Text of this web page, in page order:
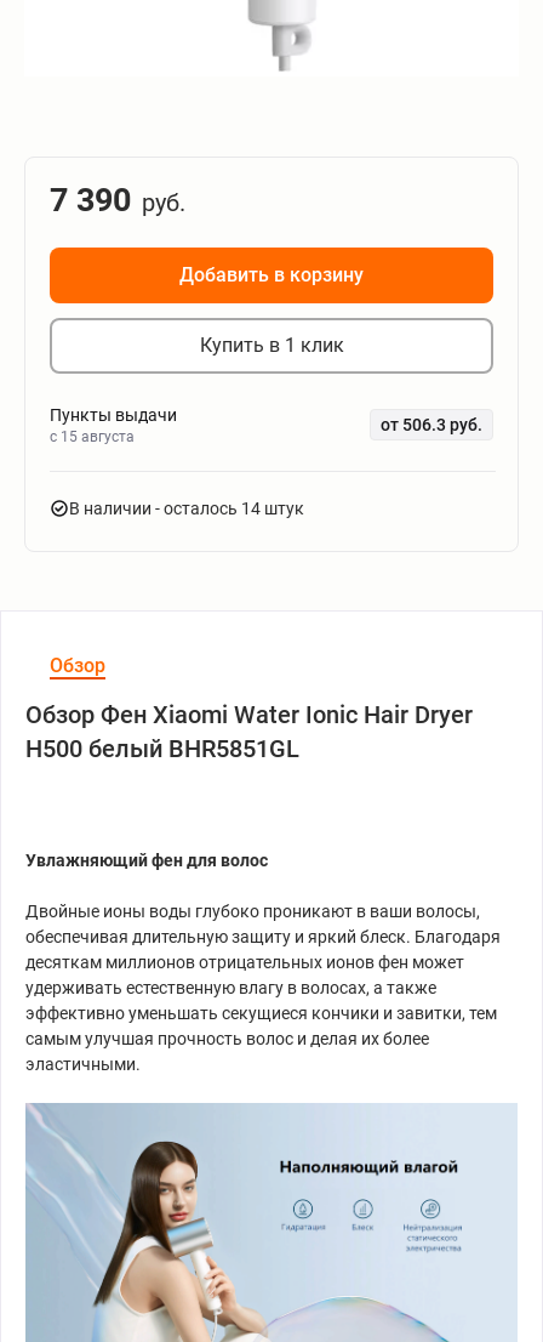
7 390 руб.
Добавить в корзину
Купить в 1 клик
Пункты выдачи
c 15 августа
от 506.3 руб.
В наличии - осталось 14 штук
Обзор
Обзор Фен Xiaomi Water Ionic Hair Dryer
H500 белый BHR5851GL
Увлажняющий фен для волос
Двойные ионы воды глубоко проникают в ваши волосы,
обеспечивая длительную защиту и яркий блеск. Благодаря
десяткам миллионов отрицательных ионов фен может
удерживать естественную влагу в волосах, а также
эффективно уменьшать секущиеся кончики и завитки, тем
самым улучшая прочность волос и делая их более
эластичными.